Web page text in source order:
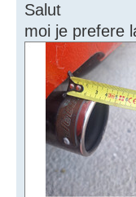
Salut
moi je prefere